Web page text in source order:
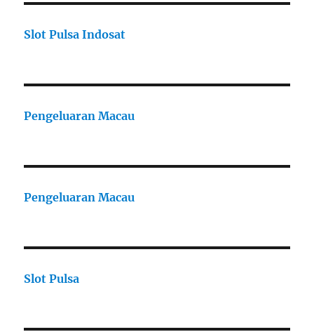
Slot Pulsa Indosat
Pengeluaran Macau
Pengeluaran Macau
Slot Pulsa